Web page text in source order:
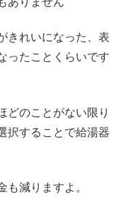
きれいになった、表
ったことくらいです
どのことがない限り
択することで給湯器
も減りますよ。